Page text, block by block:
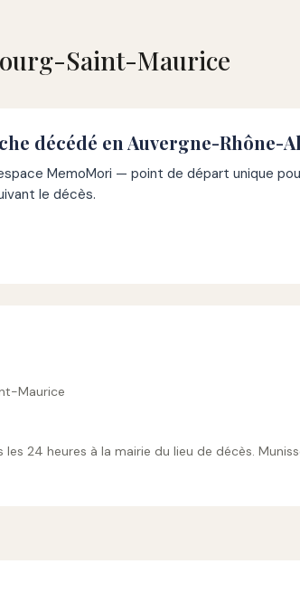
Saint-Maurice
décédé en Auvergne-Rhône-
MemoMori — point de départ unique
le décès.
Maurice
24 heures à la mairie du lieu de décès.